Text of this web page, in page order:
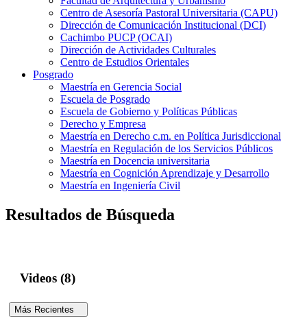
Centro de Asesoría Pastoral Universitaria (CAPU)
Dirección de Comunicación Institucional (DCI)
Cachimbo PUCP (OCAI)
Dirección de Actividades Culturales
Centro de Estudios Orientales
Posgrado
Maestría en Gerencia Social
Escuela de Posgrado
Escuela de Gobierno y Políticas Públicas
Derecho y Empresa
Maestría en Derecho c.m. en Política Jurisdiccional
Maestría en Regulación de los Servicios Públicos
Maestría en Docencia universitaria
Maestría en Cognición Aprendizaje y Desarrollo
Maestría en Ingeniería Civil
Resultados de Búsqueda
Videos (8)
Más Recientes